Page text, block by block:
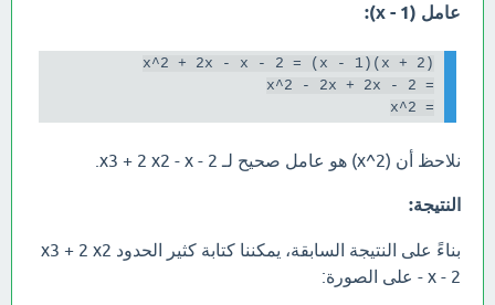
عامل (x - 1):
= x^2
نلاحظ أن (x^2) هو عامل صحيح لـ x3 + 2 x2 - x - 2.
النتيجة:
بناءً على النتيجة السابقة، يمكننا كتابة كثير الحدود x3 + 2 x2
- x - 2 على الصورة: